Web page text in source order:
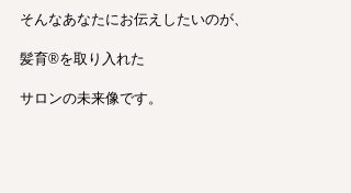
そんなあなたにお伝えしたいのが、
髪育®︎を取り入れた
サロンの未来像です。